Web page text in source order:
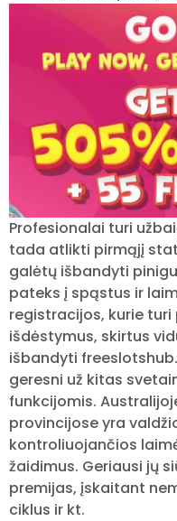
Profesionalai turi
tada atlikti pirmąjį
galėtų išbandyti
pateks į spąstus ir
registracijos, kurie
išdėstymus, skirtus
išbandyti
geresni už kitas
funkcijomis.
provincijose yra
kontroliuojančios
žaidimus. Geriausi jų
premijas, įskaitant
ciklus ir kt.